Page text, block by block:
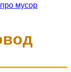
мусор